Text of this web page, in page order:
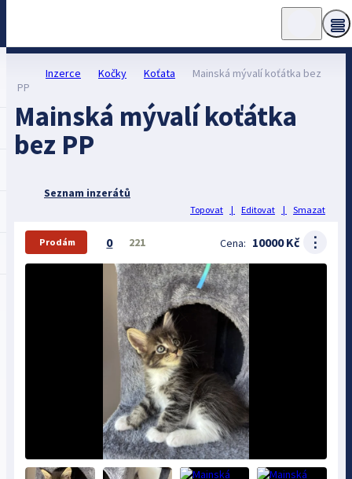
Inzerce Kočky Koťata
Mainská mývalí koťátka bez
PP
Mainská mývalí koťátka
bez PP
Seznam inzerátů
Topovat | Editovat | Smazat
Prodám 0 221 Cena: 10000 Kč ⋮